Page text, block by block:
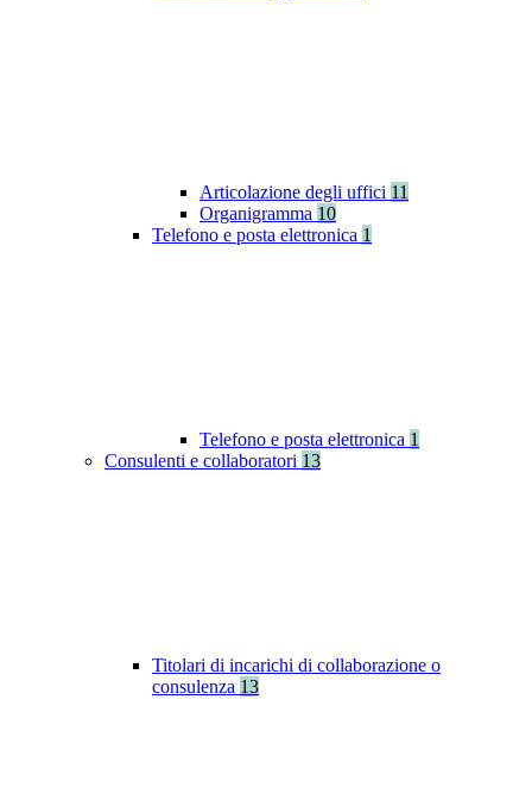
Articolazione degli uffici 11
Organigramma 10
Telefono e posta elettronica 1
Telefono e posta elettronica 1
Consulenti e collaboratori 13
Titolari di incarichi di collaborazione o
consulenza 13